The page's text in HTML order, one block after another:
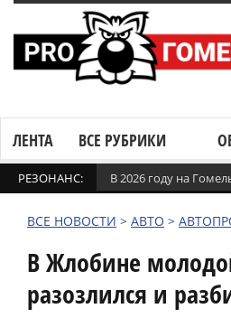
ЛЕНТА ВСЕ РУБРИКИ
РЕЗОНАНС: В 2026 году на
ВСЕ НОВОСТИ > АВТО >
В Жлобине
разозлился и